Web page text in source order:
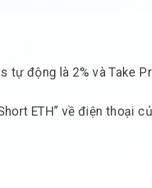
tự động là 2% và Take
ETH” về điện thoại